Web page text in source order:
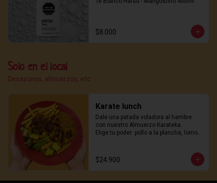
$8.000
Solo en el local
Desayunos, almuerzos, etc
Karate lunch
Dale una patada voladora al hambre
con nuestro Almuerzo Karateka.
Elige tu poder: pollo a la plancha, lomo
Acompañado de arroz salteado estilo
wok, papas crujientes y una ensalada
equilibran cada golpe de sabor.
$24.900